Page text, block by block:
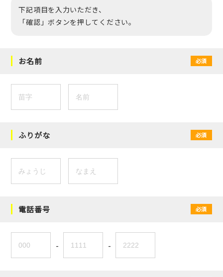
下記項目を入力いただき、
「確認」ボタンを押してください。
お名前 必須
ふりがな 必須
電話番号 必須
- -